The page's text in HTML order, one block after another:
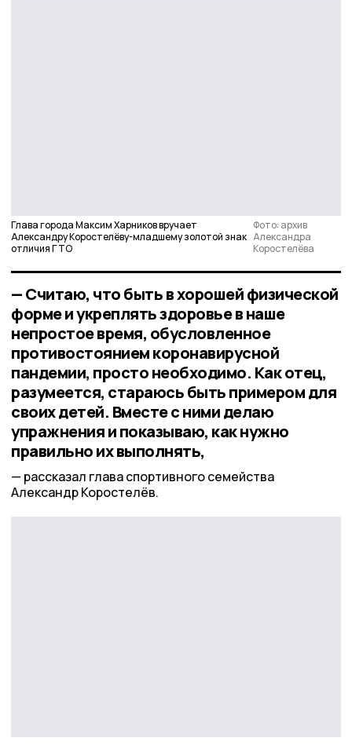
Глава города Максим Харников вручает
Александру Коростелёву-младшему золотой знак
отличия ГТО
Фото: архив
Александра
Коростелёва
— Считаю, что быть в хорошей физической
форме и укреплять здоровье в наше
непростое время, обусловленное
противостоянием коронавирусной
пандемии, просто необходимо. Как отец,
разумеется, стараюсь быть примером для
своих детей. Вместе с ними делаю
упражнения и показываю, как нужно
правильно их выполнять,
рассказал глава спортивного семейства
Александр Коростелёв.